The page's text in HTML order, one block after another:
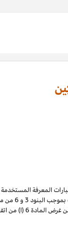
المعرفة
البنود 3
و 6
الملكية الفكرية لبرنامج